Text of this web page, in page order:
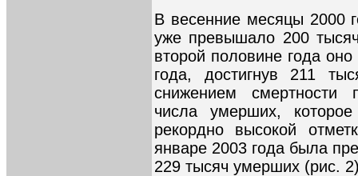
В весенние месяцы 2000
уже превышало 200
второй половине года
года, достигнув 211
снижением смертности
числа умерших,
рекордно высокой
январе 2003 года была
229 тысяч умерших (рис.